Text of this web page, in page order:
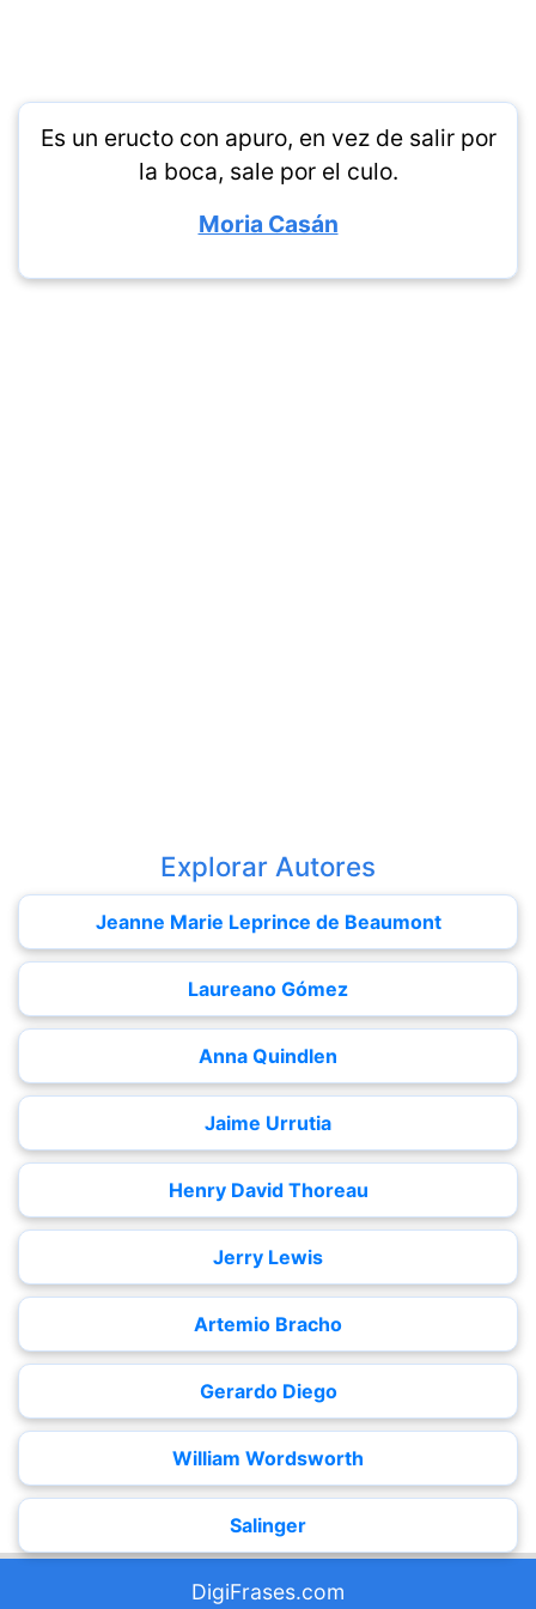
Es un eructo con apuro, en vez de salir por
la boca, sale por el culo.
Moria Casán
Explorar Autores
Jeanne Marie Leprince de Beaumont
Laureano Gómez
Anna Quindlen
Jaime Urrutia
Henry David Thoreau
Jerry Lewis
Artemio Bracho
Gerardo Diego
William Wordsworth
Salinger
DigiFrases.com